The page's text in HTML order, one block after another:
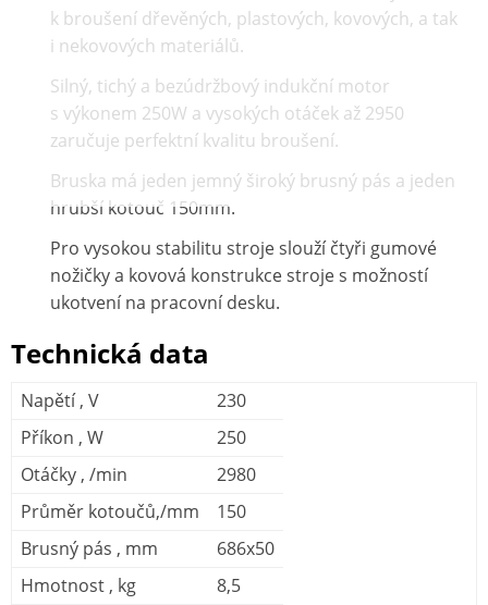
k broušení dřevěných, plastových, kovových, a tak
i nekovových materiálů.
Silný, tichý a bezúdržbový indukční motor
s výkonem 250W a vysokých otáček až 2950
zaručuje perfektní kvalitu broušení.
Bruska má jeden jemný široký brusný pás a jeden
hrubší kotouč 150mm.
Pro vysokou stabilitu stroje slouží čtyři gumové
nožičky a kovová konstrukce stroje s možností
ukotvení na pracovní desku.
Technická data
Napětí , V
230
Příkon , W
250
Otáčky , /min
2980
Průměr kotoučů,/mm
150
Brusný pás , mm
686x50
Hmotnost , kg
8,5